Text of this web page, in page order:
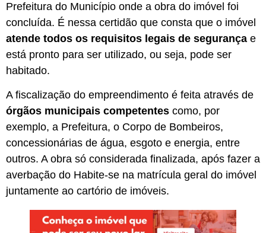
Prefeitura do Município onde a obra do imóvel foi
concluída. É nessa certidão que consta que o imóvel
atende todos os requisitos legais de segurança e
está pronto para ser utilizado, ou seja, pode ser
habitado.
A fiscalização do empreendimento é feita através de
órgãos municipais competentes como, por
exemplo, a Prefeitura, o Corpo de Bombeiros,
concessionárias de água, esgoto e energia, entre
outros. A obra só considerada finalizada, após fazer a
averbação do Habite-se na matrícula geral do imóvel
juntamente ao cartório de imóveis.